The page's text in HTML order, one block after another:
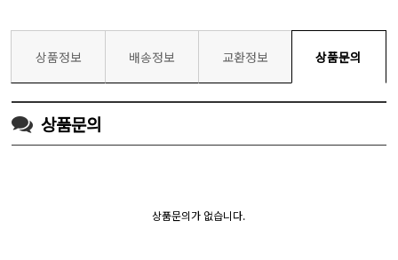
상품정보 배송정보 교환정보 상품문의
상품문의
상품문의가 없습니다.